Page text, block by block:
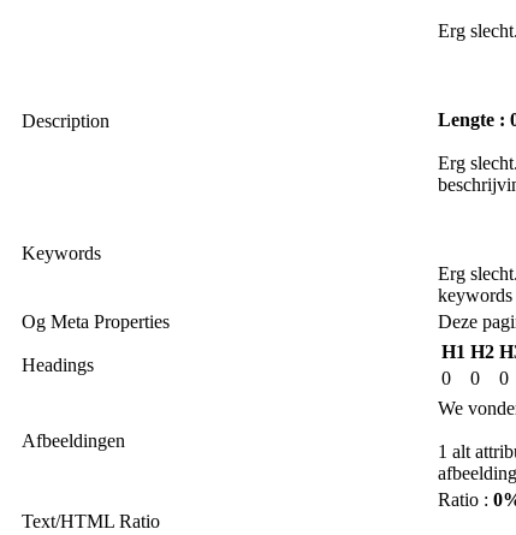
Erg
Description Lengte :
Erg
Keywords
Erg
keywords
Og Meta Properties
Deze
Headings
H1 H2
0
0 0
Afbeeldingen
We
1 alt
Text/HTML Ratio
Ratio :